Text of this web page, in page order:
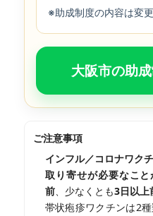
※助成制度の内容は変
大阪市の助
ご注意事項
インフル／コロナワク
取り寄せが必要なこと
前、少なくとも3日以上
帯状疱疹ワクチンは2種